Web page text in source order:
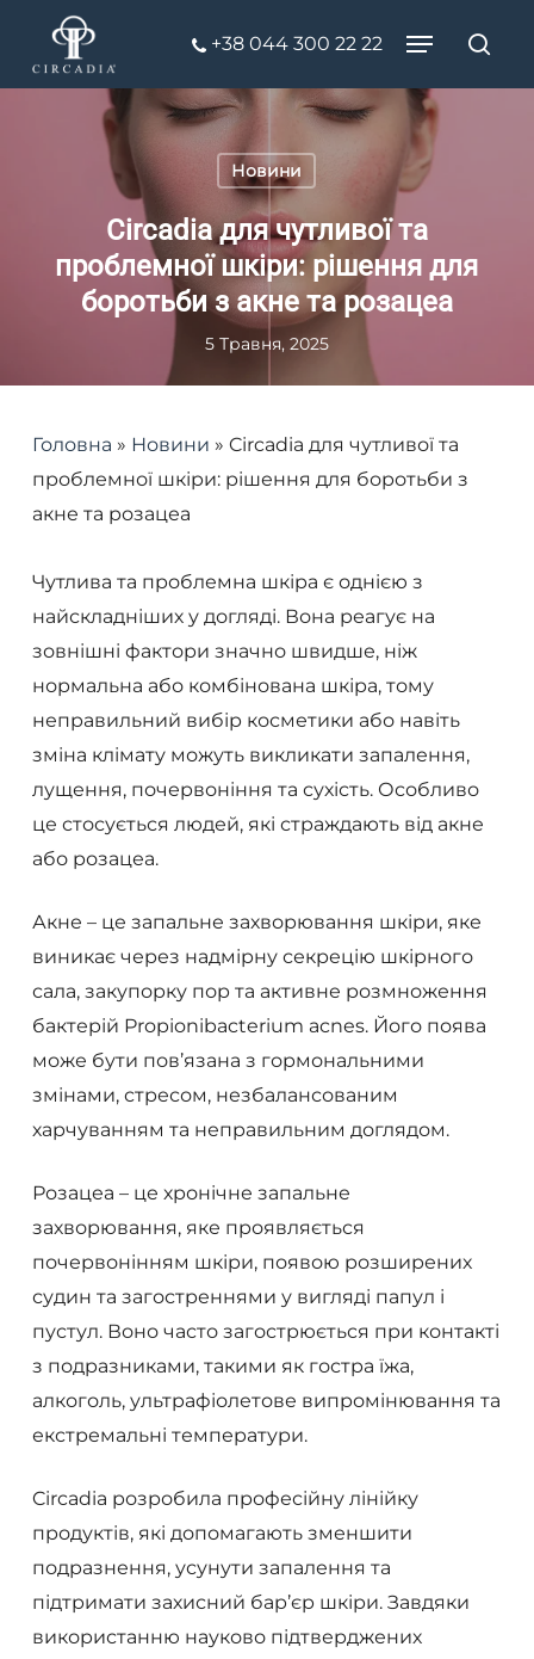
main
Menu
+38 044 300 22 22
Новини
Circadia для чутливої та
проблемної шкіри: рішення для
боротьби з акне та розацеа
5 Травня, 2025
Головна » Новини » Circadia для чутливої та
проблемної шкіри: рішення для боротьби з
акне та розацеа
Чутлива та проблемна шкіра є однією з
найскладніших у догляді. Вона реагує на
зовнішні фактори значно швидше, ніж
нормальна або комбінована шкіра, тому
неправильний вибір косметики або навіть
зміна клімату можуть викликати запалення,
лущення, почервоніння та сухість. Особливо
це стосується людей, які страждають від акне
або розацеа.
Акне – це запальне захворювання шкіри, яке
виникає через надмірну секрецію шкірного
сала, закупорку пор та активне розмноження
бактерій Propionibacterium acnes. Його поява
може бути пов’язана з гормональними
змінами, стресом, незбалансованим
харчуванням та неправильним доглядом.
Розацеа – це хронічне запальне
захворювання, яке проявляється
почервонінням шкіри, появою розширених
судин та загостреннями у вигляді папул і
пустул. Воно часто загострюється при контакті
з подразниками, такими як гостра їжа,
алкоголь, ультрафіолетове випромінювання та
екстремальні температури.
Circadia розробила професійну лінійку
продуктів, які допомагають зменшити
подразнення, усунути запалення та
підтримати захисний бар’єр шкіри. Завдяки
використанню науково підтверджених